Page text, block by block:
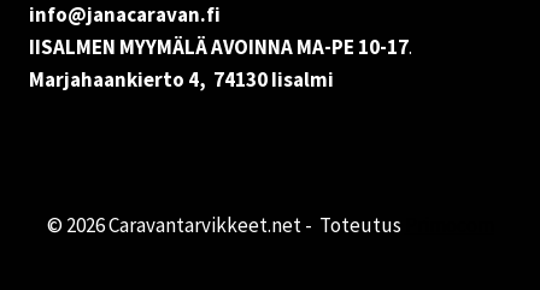
info@janacaravan.fi
IISALMEN MYYMÄLÄ AVOINNA MA-PE 10-17.
Marjahaankierto 4, 74130 Iisalmi
© 2026 Caravantarvikkeet.net - Toteutus